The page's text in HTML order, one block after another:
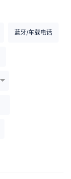
蓝牙/车载电话